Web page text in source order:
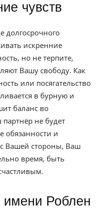
чувств
долгосрочного
искренние
но не терпите,
Вашу свободу. Как
или посягательство
в бурную и
баланс во
не будет
обязанности и
Вашей стороны, Ваш
время, быть
имени Роблен